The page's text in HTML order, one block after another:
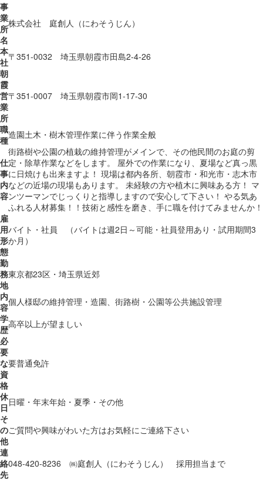
事
業
所
名
株式会社 庭創人（にわそうじん）
本
社〒351-0032 埼玉県朝霞市田島2-4-26
朝
霞
営
業
所
〒351-0007 埼玉県朝霞市岡1-17-30
職
種造園土木・樹木管理作業に伴う作業全般
仕
事
内
容
街路樹や公園の植栽の維持管理がメインで、その他民間のお庭の剪
定・除草作業などをします。 屋外での作業になり、夏場など真っ黒
に日焼けも出来ますよ！ 現場は都内各所、朝霞市・和光市・志木市
などの近場の現場もあります。 未経験の方や植木に興味ある方！ マ
ンツーマンでじっくりと指導しますので安心して下さい！ やる気あ
ふれる人材募集！！技術と感性を磨き、手に職を付けてみませんか！
雇
用
形
態
バイト・社員 （バイトは週2日～可能・社員登用あり・試用期間3
か月）
勤
務
地
東京都23区・埼玉県近郊
内
容個人様邸の維持管理・造園、街路樹・公園等公共施設管理
学
歴高卒以上が望ましい
必
要
な
資
格
要普通免許
休
日日曜・年末年始・夏季・その他
そ
の
他
ご質問や興味がわいた方はお気軽にご連絡下さい
連
絡
先
048-420-8236 ㈱庭創人（にわそうじん） 採用担当まで